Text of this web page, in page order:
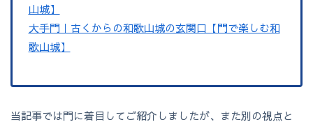
山城】
大手門｜古くからの和歌山城の玄関口【門で楽しむ和
歌山城】
当記事では門に着目してご紹介しましたが、また別の視点と